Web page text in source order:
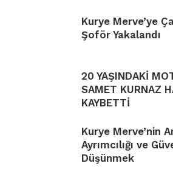
Kurye Merve’ye
Şoför Yakalandı
20 YAŞINDAKİ
SAMET KURNAZ
KAYBETTİ
Kurye Merve’nin
Ayrımcılığı ve
Düşünmek